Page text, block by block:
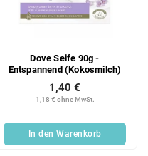
Dove Seife 90g -
Entspannend (Kokosmilch)
1,18 € ohne MwSt.
1,40 €
In den Warenkorb